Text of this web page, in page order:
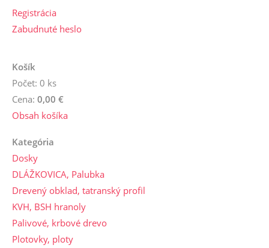
Registrácia
Zabudnuté heslo
Košík
Počet: 0 ks
Cena: 0,00 €
Obsah košíka
Kategória
Dosky
DLÁŽKOVICA, Palubka
Drevený obklad, tatranský profil
KVH, BSH hranoly
Palivové, krbové drevo
Plotovky, ploty